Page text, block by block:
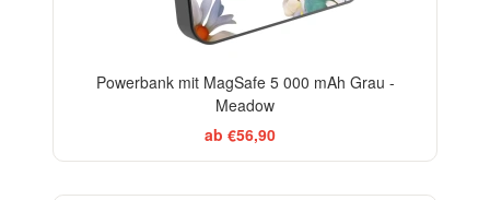
Powerbank mit MagSafe 5 000 mAh Grau -
Meadow
ab €56,90